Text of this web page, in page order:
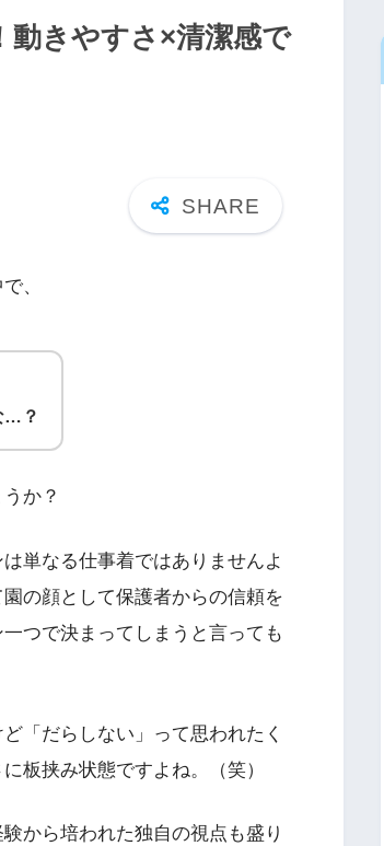
動きやすさ×清潔感で
、
…？
か？
単なる仕事着ではありませんよ
の顔として保護者からの信頼を
つで決まってしまうと言っても
「だらしない」って思われたく
板挟み状態ですよね。（笑）
から培われた独自の視点も盛り